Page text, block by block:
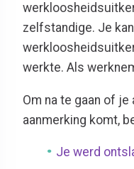
zelfstandige. Je
werkte. Als
Om na te gaan of
aanmerking komt,
Je werd